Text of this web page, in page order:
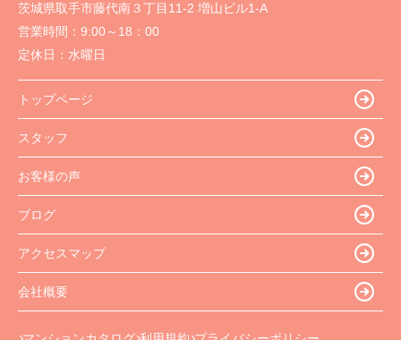
茨城県取手市藤代南３丁目11-2 増山ビル1-A
営業時間： 9:00～18：00
定休日： 水曜日
トップページ
スタッフ
お客様の声
ブログ
アクセスマップ
会社概要